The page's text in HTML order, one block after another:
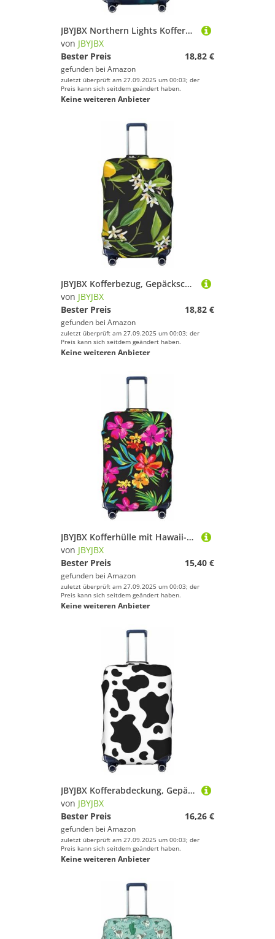
JBYJBX Northern Lights Kofferbezug, Gepäckschutz, waschbar, elastisch, modische Reiseausrüstungsabdeckung, Schwarz, X-Large
von JBYJBX
Bester Preis
18,82 €
gefunden bei Amazon
zuletzt überprüft am 27.09.2025 um 00:03; der
Preis kann sich seitdem geändert haben.
Keine weiteren Anbieter
JBYJBX Kofferbezug, Gepäckschutz, waschbar, elastisch, modisch, Zitronen- und Blumendruck, Reiseausrüstung, Schwarz, X-Large
von JBYJBX
Bester Preis
18,82 €
gefunden bei Amazon
zuletzt überprüft am 27.09.2025 um 00:03; der
Preis kann sich seitdem geändert haben.
Keine weiteren Anbieter
JBYJBX Kofferhülle mit Hawaii-Blumendruck, Gepäckschutz, waschbar, elastisch, modische Reiseausrüstung, Schwarz, Small
von JBYJBX
Bester Preis
15,40 €
gefunden bei Amazon
zuletzt überprüft am 27.09.2025 um 00:03; der
Preis kann sich seitdem geändert haben.
Keine weiteren Anbieter
JBYJBX Kofferabdeckung, Gepäckschutz, waschbar, elastisch, modisch, Kuhmuster, Schwarz und Weiß, Schwarz, Medium
von JBYJBX
Bester Preis
16,26 €
gefunden bei Amazon
zuletzt überprüft am 27.09.2025 um 00:03; der
Preis kann sich seitdem geändert haben.
Keine weiteren Anbieter